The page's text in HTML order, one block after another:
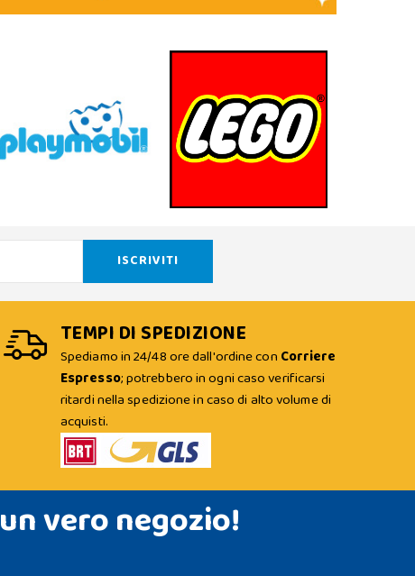
TEMPI DI SPEDIZIONE
Spediamo in 24/48 ore dall'ordine con Corriere
Espresso; potrebbero in ogni caso verificarsi
ritardi nella spedizione in caso di alto volume di
acquisti.
un vero negozio!